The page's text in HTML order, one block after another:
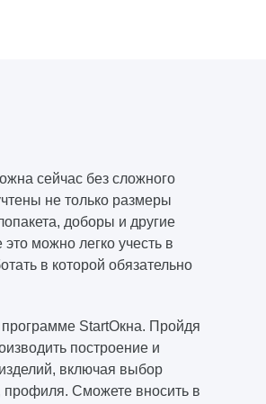
сейчас без сложного
не только размеры
доборы и другие
можно легко учесть в
в которой обязательно
StartОкна. Пройдя
построение и
включая выбор
профиля. Сможете вносить в